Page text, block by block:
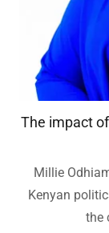
The impact of
Millie
Kenyan
the